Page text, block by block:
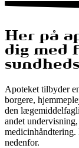
Her på
dig med
Apoteket tilbyder
borgere,
den
andet
nedenfor.